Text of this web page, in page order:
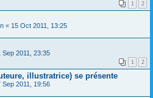
1 2
« 15 Oct 2011, 13:25
Sep 2011, 23:35
1 2
illustratrice) se présente
Sep 2011, 19:56